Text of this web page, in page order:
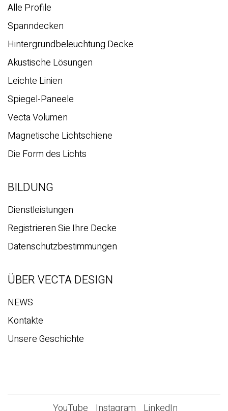
Alle Profile
Spanndecken
Hintergrundbeleuchtung Decke
Akustische Lösungen
Leichte Linien
Spiegel-Paneele
Vecta Volumen
Magnetische Lichtschiene
Die Form des Lichts
BILDUNG
Dienstleistungen
Registrieren Sie Ihre Decke
Datenschutzbestimmungen
ÜBER VECTA DESIGN
NEWS
Kontakte
Unsere Geschichte
YouTube Instagram LinkedIn